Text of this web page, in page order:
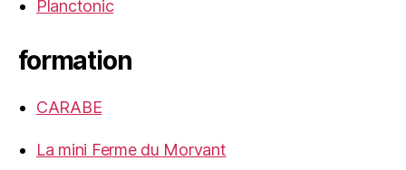
Planctonic
formation
CARABE
La mini Ferme du Morvant